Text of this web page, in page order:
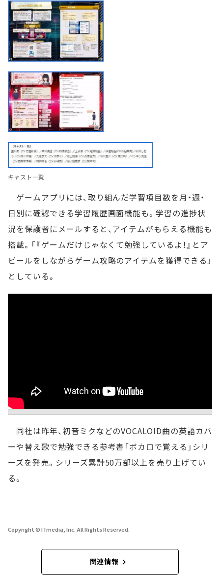
キャスト一覧
ゲームアプリには、取り組んだ学習項目数を月・週・
日別に確認できる学習履歴画面機能も。学習の進捗状
況を保護者にメールすると、アイテムがもらえる機能も
搭載。「『ゲームだけじゃなくて勉強しているよ！』とア
ピールをしながらゲーム攻略のアイテムを獲得できる」
としている。
同社は昨年、初音ミクなどのVOCALOID曲の英語カバ
ーや替え歌で勉強できる参考書「ボカロで覚える」シリ
ーズを発売。シリーズ累計50万部以上を売り上げてい
る。
Copyright © ITmedia, Inc. All Rights Reserved.
関連情報